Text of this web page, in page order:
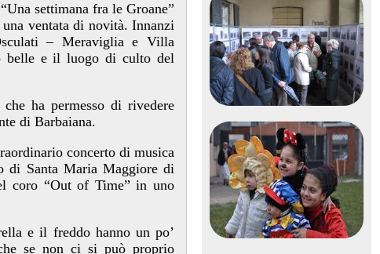
settimana fra le Groane”
ventata di novità. Innanzi
– Meraviglia e Villa
belle e il luogo di culto del
ha permesso di rivedere
di Barbaiana.
concerto di musica
di Santa Maria Maggiore di
coro “Out of Time” in uno
e il freddo hanno un po’
se non ci si può proprio